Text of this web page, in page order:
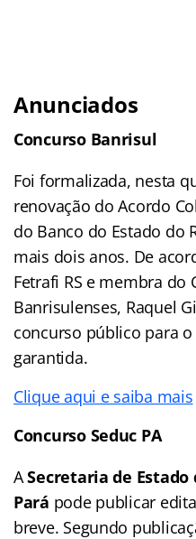
Anunciados
Concurso Banrisul
Foi formalizada, nesta
renovação do Acordo
do Banco do Estado do
mais dois anos. De
Fetrafi RS e membra
Banrisulenses, Raquel
concurso público para
garantida.
Clique aqui e saiba mais
Concurso Seduc PA
ASecretaria de Estado
Pará pode publicar
breve. Segundo